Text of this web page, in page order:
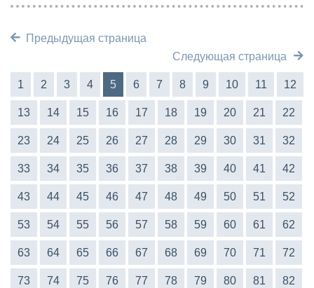
Предыдущая страница
Следующая страница
1 2 3 4 5 6 7 8 9 10 11 12
13 14 15 16 17 18 19 20 21 22
23 24 25 26 27 28 29 30 31 32
33 34 35 36 37 38 39 40 41 42
43 44 45 46 47 48 49 50 51 52
53 54 55 56 57 58 59 60 61 62
63 64 65 66 67 68 69 70 71 72
73 74 75 76 77 78 79 80 81 82